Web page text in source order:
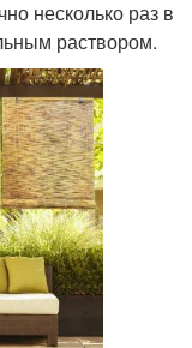
несколько раз в
раствором.